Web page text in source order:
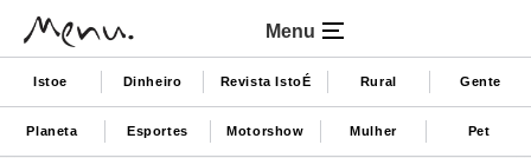
Menu
Istoe Dinheiro Revista IstoÉ Rural Gente
Planeta Esportes Motorshow Mulher Pet